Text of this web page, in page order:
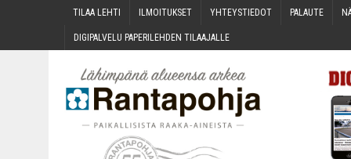
TILAA LEH­TI ILMOI­TUK­SET YHTEYS­TIE­DOT PALAU­TE
DIGI­PAL­VE­LU PAPE­RI­LEH­DEN TILAAJALLE